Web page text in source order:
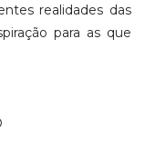
realidades das
para as que